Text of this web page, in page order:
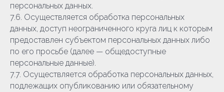
персональных данных.
7.6. Осуществляется обработка персональных
данных, доступ неограниченного круга лиц к которым
предоставлен субъектом персональных данных либо
по его просьбе (далее — общедоступные
персональные данные).
7.7. Осуществляется обработка персональных данных,
подлежащих опубликованию или обязательному